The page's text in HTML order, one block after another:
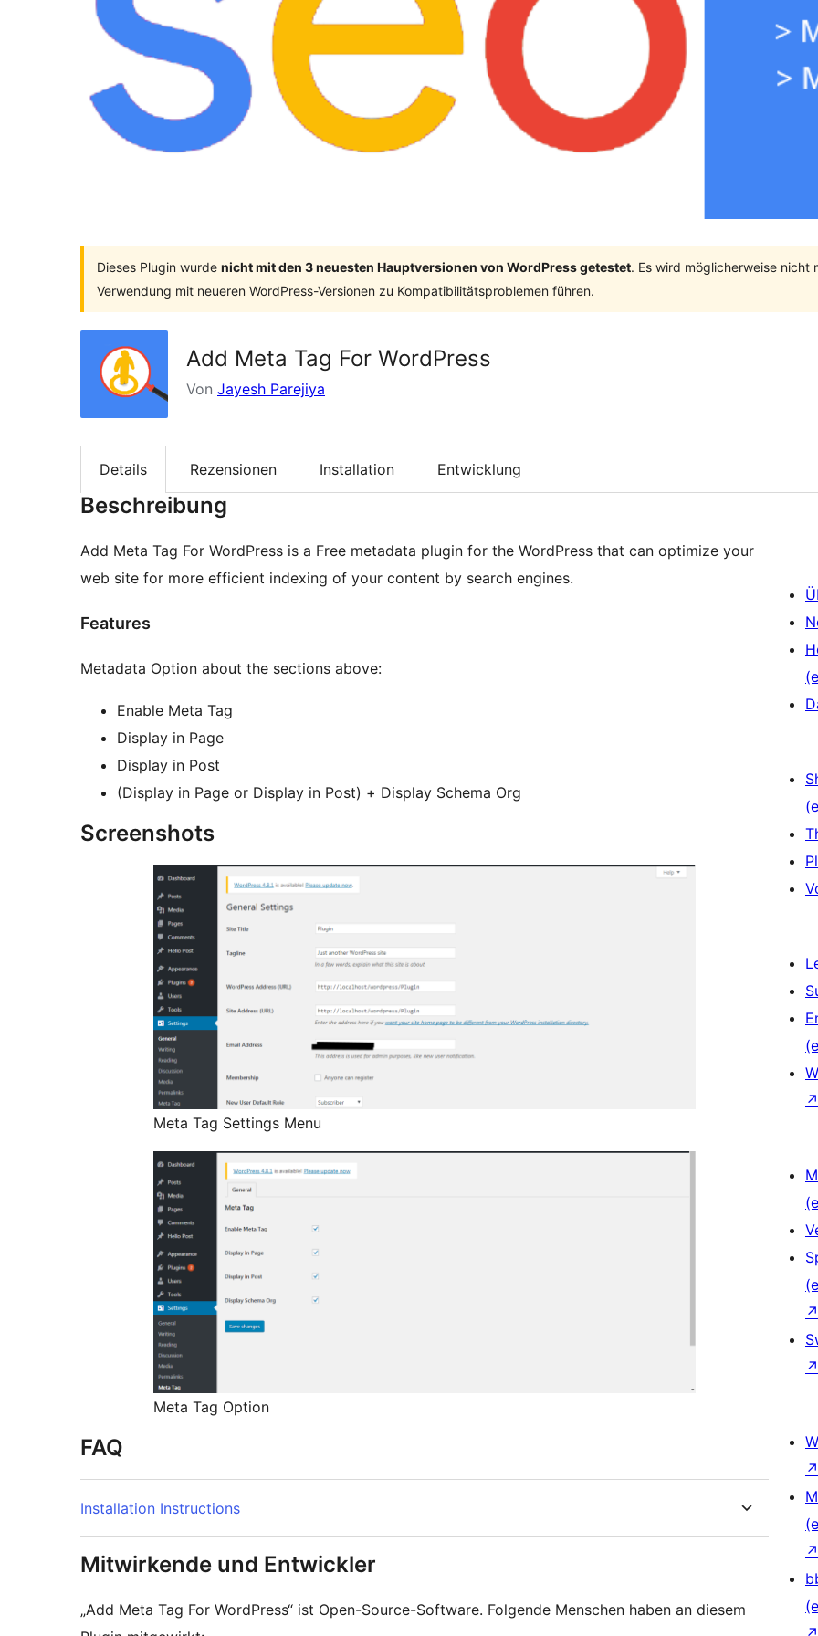
Dieses Plugin wurde nicht mit den 3 neuesten Hauptversionen von WordPress getestet. Es wird möglicherweise
Verwendung mit neueren WordPress-Versionen zu Kompatibilitätsproblemen führen.
Add Meta Tag For WordPress
Von Jayesh Parejiya
Details Rezensionen Installation Entwicklung
Beschreibung
Add Meta Tag For WordPress is a Free metadata plugin for the WordPress that can optimize your
web site for more efficient indexing of your content by search engines.
Features
Metadata Option about the sections above:
Enable Meta Tag
Display in Page
Display in Post
(Display in Page or Display in Post) + Display Schema Org
Screenshots
Meta Tag Settings Menu
Meta Tag Option
FAQ
Installation Instructions
Mitwirkende und Entwickler
„Add Meta Tag For WordPress“ ist Open-Source-Software. Folgende Menschen haben an diesem
↗
↗
↗
↗
↗